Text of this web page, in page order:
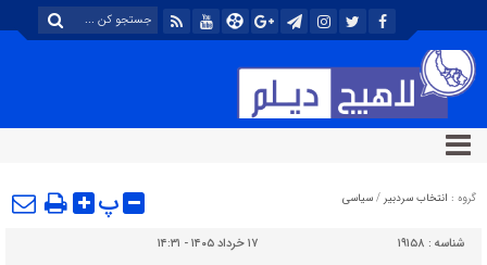
گروه : انتخاب سردبیر / سیاسی پ
شناسه : ۱۹۱۵۸
۱۷ خرداد ۱۴۰۵ - ۱۴:۳۱